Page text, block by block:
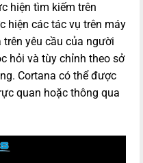
hiện tìm kiếm trên
hiện các tác vụ trên máy
yêu cầu của người
hỏi và tùy chỉnh theo sở
Cortana có thể được
quan hoặc thông qua